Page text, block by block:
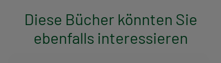
Diese Bücher könnten Sie
ebenfalls interessieren